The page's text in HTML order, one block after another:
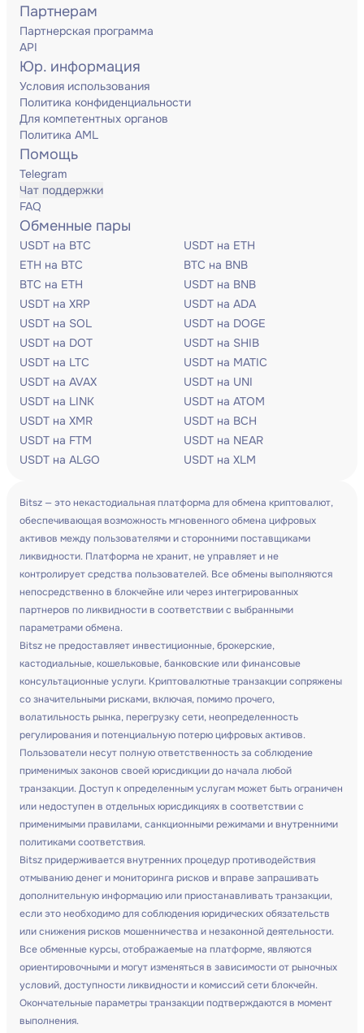
Партнерам
Партнерская программа
API
Юр. информация
Условия использования
Политика конфиденциальности
Для компетентных органов
Политика AML
Помощь
Telegram
Чат поддержки
FAQ
Обменные пары
USDT на BTC
USDT на ETH
ETH на BTC
BTC на BNB
BTC на ETH
USDT на BNB
USDT на XRP
USDT на ADA
USDT на SOL
USDT на DOGE
USDT на DOT
USDT на SHIB
USDT на LTC
USDT на MATIC
USDT на AVAX
USDT на UNI
USDT на LINK
USDT на ATOM
USDT на XMR
USDT на BCH
USDT на FTM
USDT на NEAR
USDT на ALGO
USDT на XLM
Bitsz — это некастодиальная платформа для обмена криптовалют,
обеспечивающая возможность мгновенного обмена цифровых
активов между пользователями и сторонними поставщиками
ликвидности. Платформа не хранит, не управляет и не
контролирует средства пользователей. Все обмены выполняются
непосредственно в блокчейне или через интегрированных
партнеров по ликвидности в соответствии с выбранными
параметрами обмена.
Bitsz не предоставляет инвестиционные, брокерские,
кастодиальные, кошельковые, банковские или финансовые
консультационные услуги. Криптовалютные транзакции сопряжены
со значительными рисками, включая, помимо прочего,
волатильность рынка, перегрузку сети, неопределенность
регулирования и потенциальную потерю цифровых активов.
Пользователи несут полную ответственность за соблюдение
применимых законов своей юрисдикции до начала любой
транзакции. Доступ к определенным услугам может быть ограничен
или недоступен в отдельных юрисдикциях в соответствии с
применимыми правилами, санкционными режимами и внутренними
политиками соответствия.
Bitsz придерживается внутренних процедур противодействия
отмыванию денег и мониторинга рисков и вправе запрашивать
дополнительную информацию или приостанавливать транзакции,
если это необходимо для соблюдения юридических обязательств
или снижения рисков мошенничества и незаконной деятельности.
Все обменные курсы, отображаемые на платформе, являются
ориентировочными и могут изменяться в зависимости от рыночных
условий, доступности ликвидности и комиссий сети блокчейн.
Окончательные параметры транзакции подтверждаются в момент
выполнения.